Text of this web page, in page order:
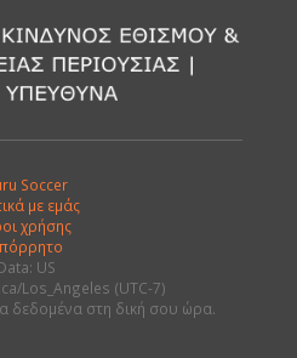
Soccer
με εμάς
χρήσης
US
Los_Angeles (UTC-7)
δεδομένα στη δική σου ώρα.